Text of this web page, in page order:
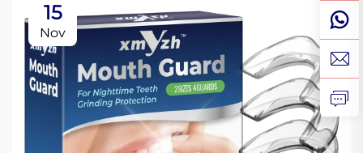
15
Nov